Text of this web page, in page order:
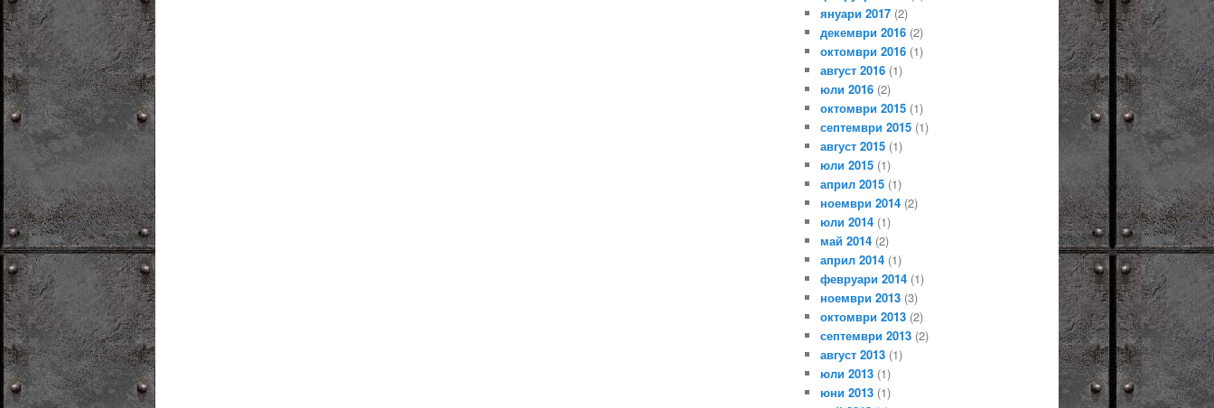
януари 2017 (2)
декември 2016 (2)
октомври 2016 (1)
август 2016 (1)
юли 2016 (2)
октомври 2015 (1)
септември 2015 (1)
август 2015 (1)
юли 2015 (1)
април 2015 (1)
ноември 2014 (2)
юли 2014 (1)
май 2014 (2)
април 2014 (1)
февруари 2014 (1)
ноември 2013 (3)
октомври 2013 (2)
септември 2013 (2)
август 2013 (1)
юли 2013 (1)
юни 2013 (1)